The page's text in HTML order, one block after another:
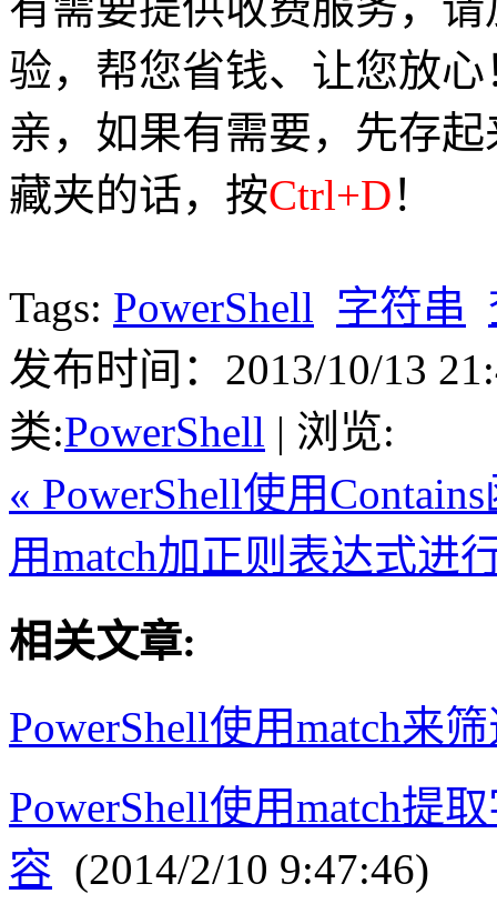
验，帮您省钱、让您放心
亲，如果有需要，先存
藏夹的话，按Ctrl+D！
Tags: PowerShell 字符串
发布时间：2013/10/13
类:PowerShell | 浏览:
« PowerShell使用
用match加正则表达式进
相关文章:
PowerShell使用match来
PowerShell使用match提
容 (2014/2/10 9:47:46)